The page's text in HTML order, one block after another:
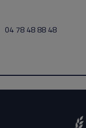
04 78 48 88 48
Gontier 2020-10-26